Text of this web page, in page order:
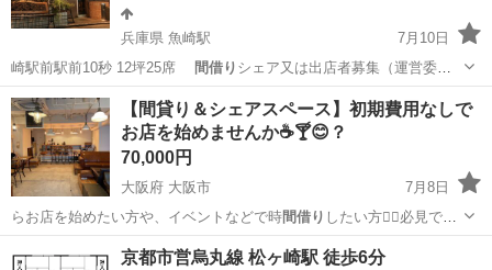
兵庫県 魚崎駅
7月10日
崎駅前駅前10秒 12坪25席
間借り シェア又は出店者募集（運営委
託） 用…
兵庫 神戸市 魚崎駅 シェア
【間貸り＆シェアスペース】初期費用なしで
お店を始めませんか☕️🍸😊？
70,000円
大阪府 大阪市
7月8日
らお店を始めたい方や、イベントなどで時間借り したい方🙋‍♀️必見です
🌸 初期…
レンタルオフィス 初期
京都市営烏丸線 松ヶ崎駅 徒歩6分